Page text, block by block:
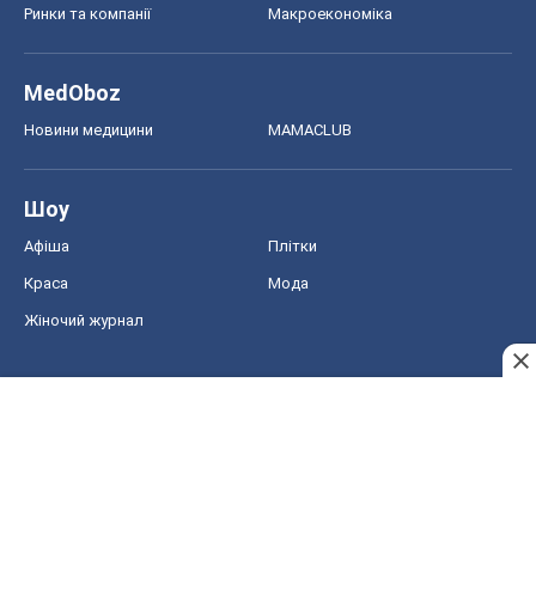
Ринки та компанії Макроекономіка
MedOboz
Новини медицини MAMACLUB
Шоу
Афіша Плітки
Краса Мода
Жіночий журнал